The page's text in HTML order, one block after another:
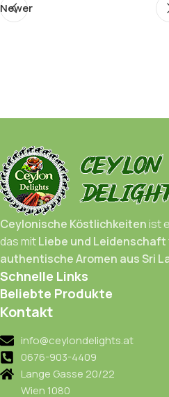
Newer
Ceylonische Köstlichkeitenist
das mitLiebe und Leidenschaft
authentische Aromen aus Sri
Schnelle Links
Beliebte Produkte
Kontakt
info@ceylondelights.at
0676-903-4409
Lange Gasse 20/22
Wien 1080